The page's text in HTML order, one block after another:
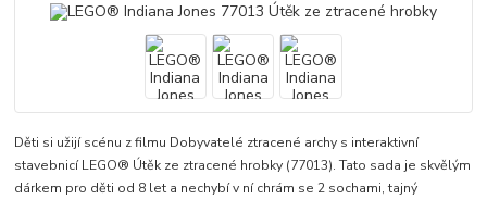
Děti si užijí scénu z filmu Dobyvatelé ztracené archy s interaktivní
stavebnicí LEGO® Útěk ze ztracené hrobky (77013). Tato sada je skvělým
dárkem pro děti od 8 let a nechybí v ní chrám se 2 sochami, tajný